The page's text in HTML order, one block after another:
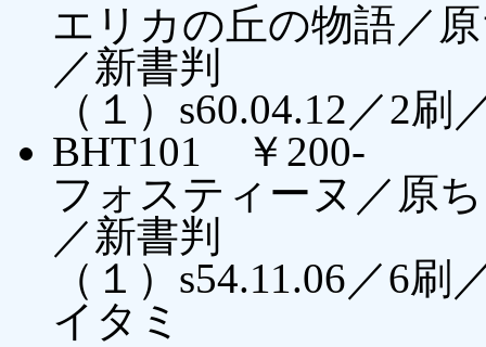
エリカの丘の物語／
／新書判
（１）s60.04.12／2
BHT101 ￥200-
フォスティーヌ／原
／新書判
（１）s54.11.06／6
イタミ